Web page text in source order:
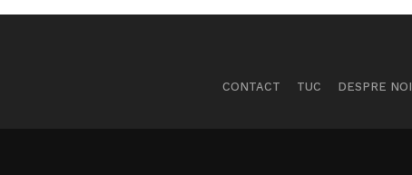
CONTACT TUC DESPRE NOI